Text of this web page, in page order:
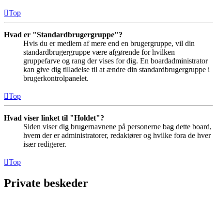
Top
Hvad er "Standardbrugergruppe"?
Hvis du er medlem af mere end en brugergruppe, vil din
standardbrugergruppe være afgørende for hvilken
gruppefarve og rang der vises for dig. En boardadministrator
kan give dig tilladelse til at ændre din standardbrugergruppe i
brugerkontrolpanelet.
Top
Hvad viser linket til "Holdet"?
Siden viser dig brugernavnene på personerne bag dette board,
hvem der er administratorer, redaktører og hvilke fora de hver
især redigerer.
Top
Private beskeder